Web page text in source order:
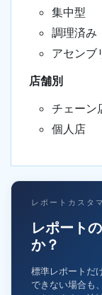
集中型
調理済み
アセンブ
店舗別
チェーン
個人店
レポートカスタ
レポート
か？
標準レポートだ
できない場合も